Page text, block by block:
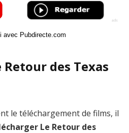
avec Pubdirecte.com
des Texas
le téléchargement de films, il
Le Retour des